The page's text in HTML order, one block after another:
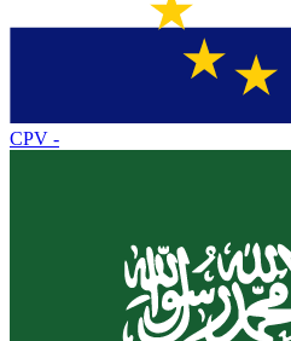
CPV -